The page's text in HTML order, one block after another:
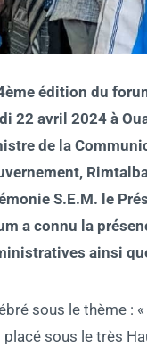
édition du
22 avril 2024 à
de la
S.E.M. le
a connu la
ainsi
sous le
placé sous le très